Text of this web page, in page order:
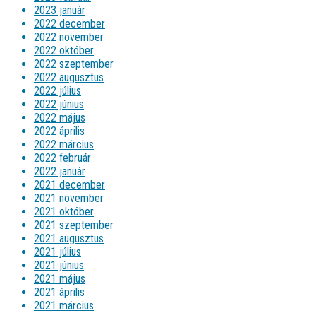
2023 január
2022 december
2022 november
2022 október
2022 szeptember
2022 augusztus
2022 július
2022 június
2022 május
2022 április
2022 március
2022 február
2022 január
2021 december
2021 november
2021 október
2021 szeptember
2021 augusztus
2021 július
2021 június
2021 május
2021 április
2021 március